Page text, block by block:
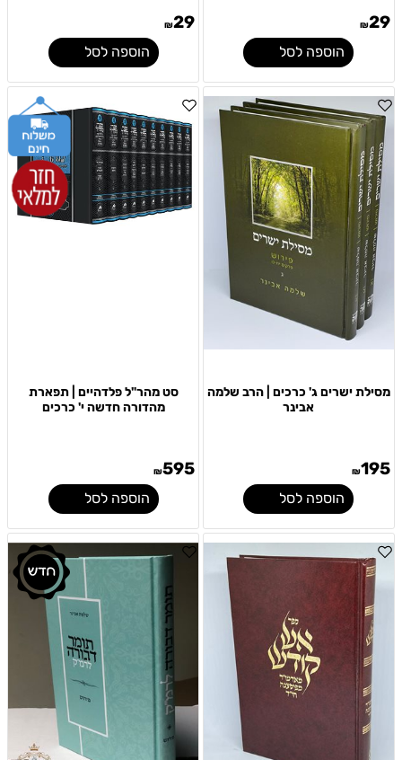
₪29
הוספה לסל
₪29
הוספה לסל
מסילת ישרים ג' כרכים | הרב שלמה
אבינר
₪195
הוספה לסל
סט מהר"ל פלדהיים | תפארת
מהדורה חדשה י' כרכים
₪595
הוספה לסל